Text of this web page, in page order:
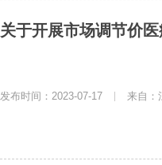
关于开展市场调节价
发布时间：2023-07-17 来自：